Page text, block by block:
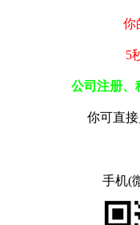
你
5
公司注册、
你可直
手机(